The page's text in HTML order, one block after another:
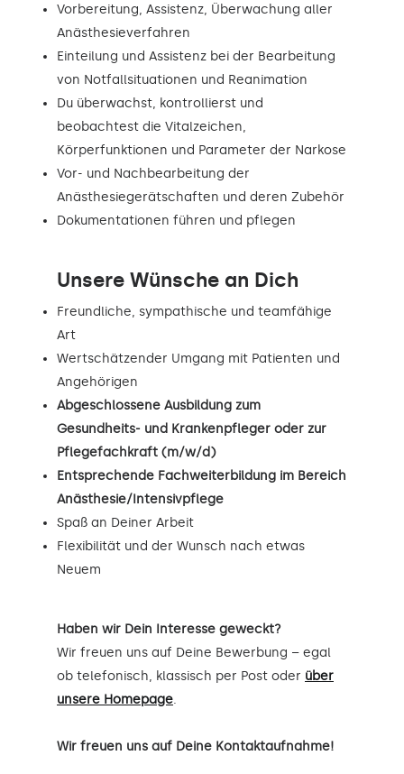
Vorbereitung, Assistenz, Überwachung aller
Anästhesieverfahren
Einteilung und Assistenz bei der Bearbeitung
von Notfallsituationen und Reanimation
Du überwachst, kontrollierst und
beobachtest die Vitalzeichen,
Körperfunktionen und Parameter der Narkose
Vor- und Nachbearbeitung der
Anästhesiegerätschaften und deren Zubehör
Dokumentationen führen und pflegen
Unsere Wünsche an Dich
Freundliche, sympathische und teamfähige
Art
Wertschätzender Umgang mit Patienten und
Angehörigen
Abgeschlossene Ausbildung zum
Gesundheits- und Krankenpfleger oder zur
Pflegefachkraft (m/w/d)
Entsprechende Fachweiterbildung im Bereich
Anästhesie/Intensivpflege
Spaß an Deiner Arbeit
Flexibilität und der Wunsch nach etwas
Neuem
Haben wir Dein Interesse geweckt?
Wir freuen uns auf Deine Bewerbung – egal
ob telefonisch, klassisch per Post oder über
unsere Homepage.
Wir freuen uns auf Deine Kontaktaufnahme!